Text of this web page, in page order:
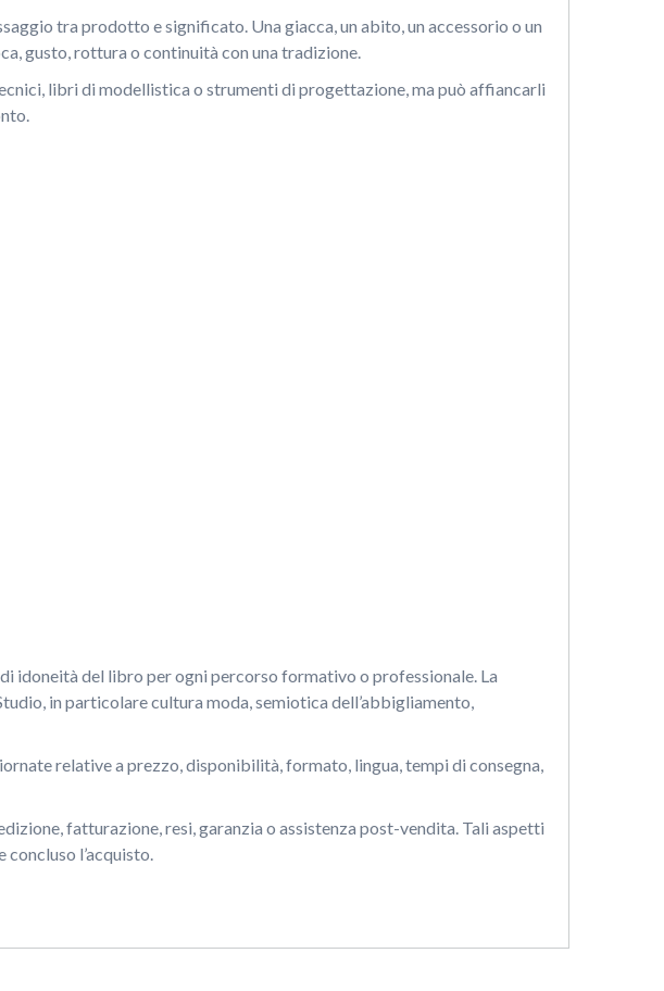
tra prodotto e significato. Una giacca, un abito, un accessorio o un
gusto, rottura o continuità con una tradizione.
libri di modellistica o strumenti di progettazione, ma può affiancarli
idoneità del libro per ogni percorso formativo o professionale. La
in particolare cultura moda, semiotica dell’abbigliamento,
relative a prezzo, disponibilità, formato, lingua, tempi di consegna,
fatturazione, resi, garanzia o assistenza post-vendita. Tali aspetti
l’acquisto.